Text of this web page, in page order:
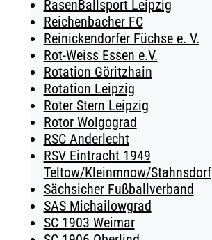
RasenBallsport Leipzig
Reichenbacher FC
Reinickendorfer Füchse e. V.
Rot-Weiss Essen e.V.
Rotation Göritzhain
Rotation Leipzig
Roter Stern Leipzig
Rotor Wolgograd
RSC Anderlecht
RSV Eintracht 1949
Teltow/Kleinmnow/Stahnsdorf
Sächsicher Fußballverband
SAS Michailowgrad
SC 1903 Weimar